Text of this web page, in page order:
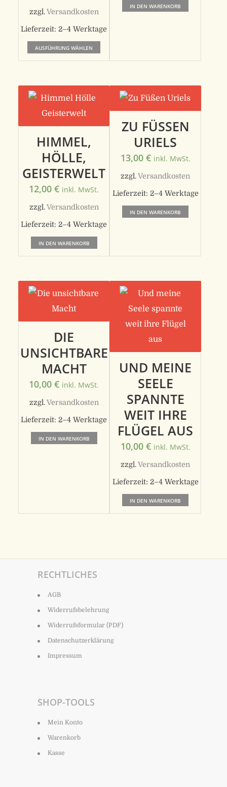
zzgl.Versandkosten
Lieferzeit:2–4 Werktage
AUSFÜHRUNG WÄHLEN
Produkt
mehrere
Optionen
können
der
Produktseite
gewählt
IN DEN WARENKORB
HIMMEL,
HÖLLE,
GEISTERWELT
12,00€ inkl. MwSt.
zzgl.Versandkosten
Lieferzeit:2–4 Werktage
IN DEN WARENKORB
ZU FÜSSEN
URIELS
13,00 € inkl. MwSt.
zzgl.Versandkosten
Lieferzeit: 2–4 Werktage
IN DEN WARENKORB
DIE
UNSICHTBARE
MACHT
10,00€ inkl. MwSt.
zzgl.Versandkosten
Lieferzeit:2–4 Werktage
IN DEN WARENKORB
UND MEINE
SEELE
SPANNTE
WEIT IHRE
FLÜGEL AUS
10,00 € inkl. MwSt.
zzgl.Versandkosten
Lieferzeit: 2–4 Werktage
IN DEN WARENKORB
RECHTLICHES
AGB
Widerrufsbelehrung
Widerrufsformular (PDF)
Datenschutzerklärung
Impressum
SHOP-TOOLS
Mein Konto
Warenkorb
Kasse